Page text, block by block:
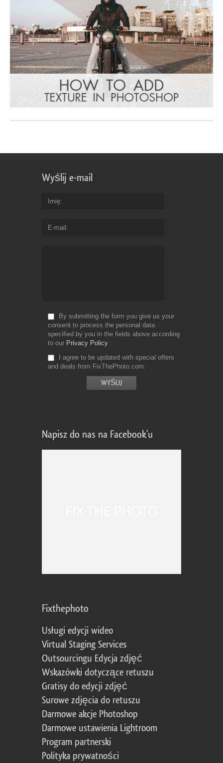
Wyślij e-mail
Imię
E-mail
By submitting the form you give us your
consent to process the personal data
specified by you in the fields above according
to our Privacy Policy
I agree to be updated with special offers
and deals from FixThePhoto.com
Napisz do nas na Facebook'u
Fixthephoto
Usługi edycji wideo
Virtual Staging Services
Outsourcingu Edycja zdjęć
Wskazówki dotyczące retuszu
Gratisy do edycji zdjęć
Surowe zdjęcia do retuszu
Darmowe akcje Photoshop
Darmowe ustawienia Lightroom
Program partnerski
Polityka prywatności